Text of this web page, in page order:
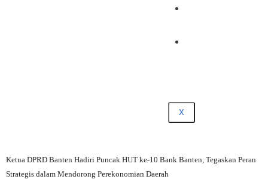
X
Ketua DPRD Banten Hadiri Puncak HUT ke-10 Bank Banten, Tegaskan Peran
Strategis dalam Mendorong Perekonomian Daerah